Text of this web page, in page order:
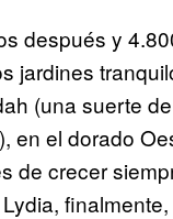
después y
jardines
(una suerte
en el dorado
de crecer